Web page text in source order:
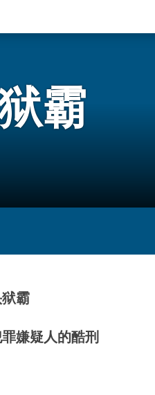
霸
霸
嫌疑人的酷刑